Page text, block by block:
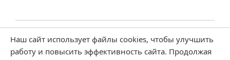
Добавить AnyComment на свой сайт
Наш сайт использует файлы cookies, чтобы улучшить
работу и повысить эффективность сайта. Продолжая